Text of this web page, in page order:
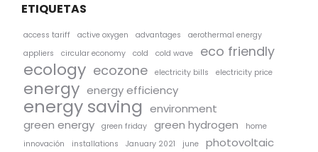
ETIQUETAS
access tariff active oxygen advantages
aerothermal energy
appliers
circular economy cold cold wave eco friendly
ecology ecozone electricity bills electricity price
energy energy efficiency
energy saving environment
green energy
green friday green hydrogen
home
innovación
installations January 2021 june
photovoltaic